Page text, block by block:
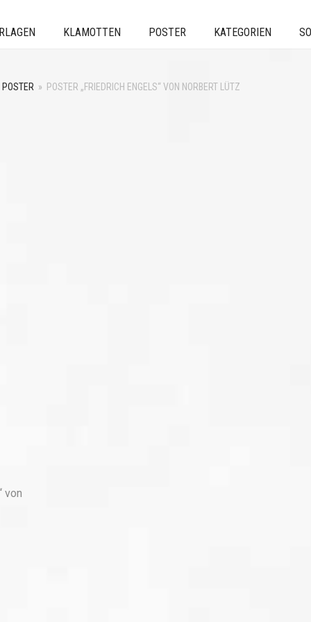
KLAMOTTEN POSTER KATEGORIEN
POSTER » POSTER „FRIEDRICH ENGELS“ VON NORBERT LÜTZ
von